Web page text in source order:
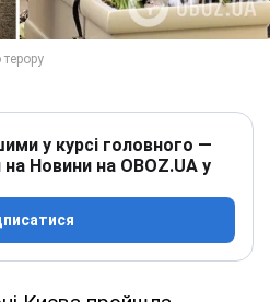
у курсі головного —
на Новини на OBOZ.UA у